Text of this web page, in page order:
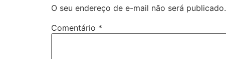
O seu endereço de e-mail não será publicado.
Comentário *